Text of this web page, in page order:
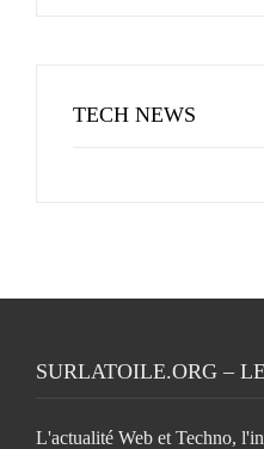
TECH NEWS
SURLATOILE.ORG –
L'actualité Web et Techno,